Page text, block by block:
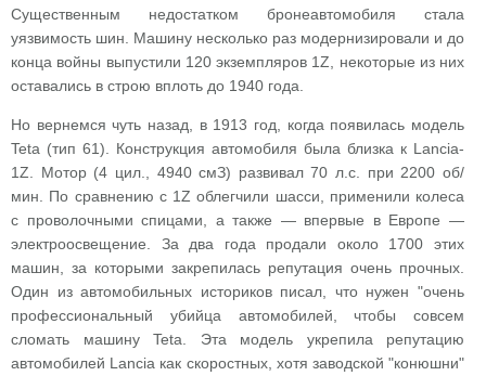
Существенным недостатком бронеавтомобиля стала
уязвимость шин. Машину несколько раз модернизировали и до
конца войны выпустили 120 экземпляров 1Z, некоторые из них
оставались в строю вплоть до 1940 года.
Но вернемся чуть назад, в 1913 год, когда появилась модель
Teta (тип 61). Конструкция автомобиля была близка к Lancia-
1Z. Мотор (4 цил., 4940 смЗ) развивал 70 л.с. при 2200 об/
мин. По сравнению с 1Z облегчили шасси, применили колеса
с проволочными спицами, а также — впервые в Европе —
электроосвещение. За два года продали около 1700 этих
машин, за которыми закрепилась репутация очень прочных.
Один из автомобильных историков писал, что нужен "очень
профессиональный убийца автомобилей, чтобы совсем
сломать машину Teta. Эта модель укрепила репутацию
автомобилей Lancia как скоростных, хотя заводской "конюшни"